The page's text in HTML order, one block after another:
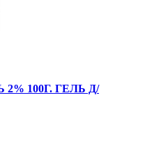
100Г. ГЕЛЬ Д/